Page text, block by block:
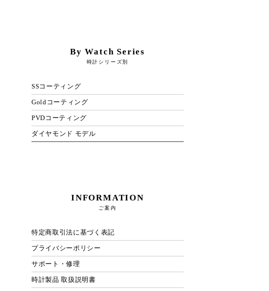
By Watch Series
時計シリーズ別
SSコーティング
Goldコーティング
PVDコーティング
ダイヤモンド モデル
INFORMATION
ご案内
特定商取引法に基づく表記
プライバシーポリシー
サポート・修理
時計製品 取扱説明書